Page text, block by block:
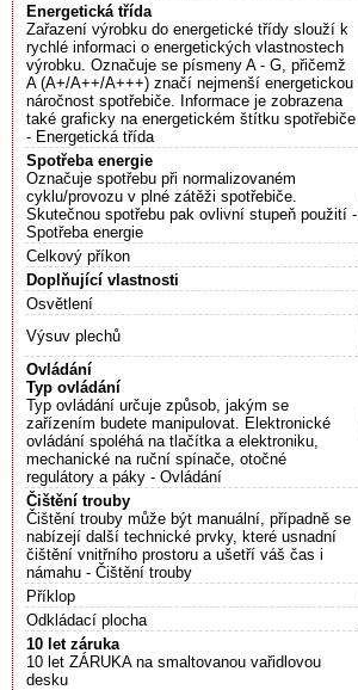
Energetická třída
Zařazení výrobku do energetické třídy slouží k
rychlé informaci o energetických vlastnostech
výrobku. Označuje se písmeny A - G, přičemž
A (A+/A++/A+++) značí nejmenší energetickou
náročnost spotřebiče. Informace je zobrazena
také graficky na energetickém štítku spotřebiče
- Energetická třída
Spotřeba energie
Označuje spotřebu při normalizovaném
cyklu/provozu v plné zátěži spotřebiče.
Skutečnou spotřebu pak ovlivní stupeň použití -
Spotřeba energie
Celkový příkon
Doplňující vlastnosti
Osvětlení
Výsuv plechů
Ovládání
Typ ovládání
Typ ovládání určuje způsob, jakým se
zařízením budete manipulovat. Elektronické
ovládání spoléhá na tlačítka a elektroniku,
mechanické na ruční spínače, otočné
regulátory a páky - Ovládání
Čištění trouby
Čištění trouby může být manuální, případně se
nabízejí další technické prvky, které usnadní
čištění vnitřního prostoru a ušetří váš čas i
námahu - Čištění trouby
Příklop
Odkládací plocha
10 let záruka
10 let ZÁRUKA na smaltovanou vařidlovou
desku